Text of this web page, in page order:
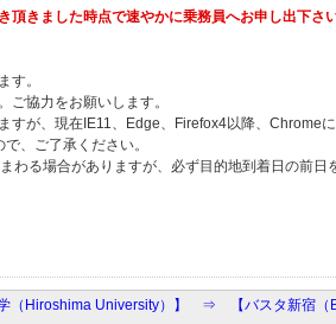
きました時点で速やかに乗務員へお申し出下さ
す。
協力をお願いします。
が、現在IE11、Edge、Firefox4以降、Chrome
、ご了承ください。
る場合がありますが、必ず目的地到着日の前日
学（Hiroshima University）】 ⇒ 【バスタ新宿（